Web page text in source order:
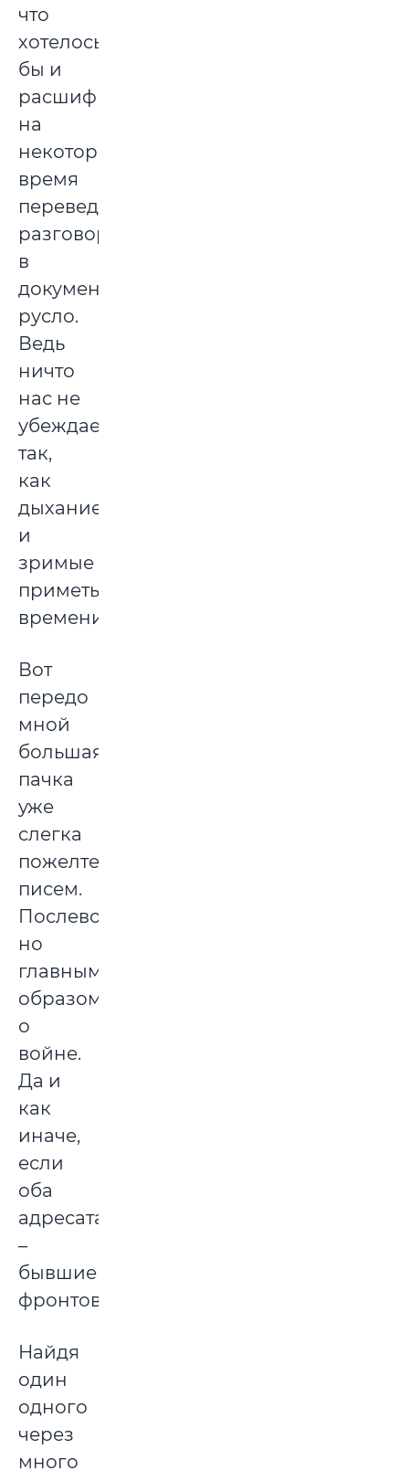
что
хотелось
бы и
расшифровать,
на
некоторое
время
переведя
разговор
в
документальное
русло.
Ведь
ничто
нас не
убеждает
так,
как
дыхание
и
зримые
приметы
времени.
Вот
передо
мной
большая
пачка
уже
слегка
пожелтевших
писем.
Послевоенных,
но
главным
образом
о
войне.
Да и
как
иначе,
если
оба
адресата
–
бывшие
фронтовики.
Найдя
один
одного
через
много